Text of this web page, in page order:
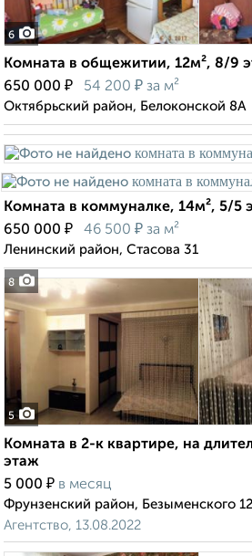
6
Комната в общежитии, 12м², 8/9
650 000 ₽ 54 200 ₽ за м²
Октябрьский район, Белоконской 8А
8
Комната в коммуналке, 14м², 5/5
650 000 ₽ 46 500 ₽ за м²
Ленинский район, Стасова 31
5
Комната в 2-к квартире, на
этаж
5 000 ₽ в месяц
Фрунзенский район, Безыменского 12
Агентство, 13.08.2022